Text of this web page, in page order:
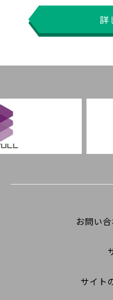
詳
お問い
サイト